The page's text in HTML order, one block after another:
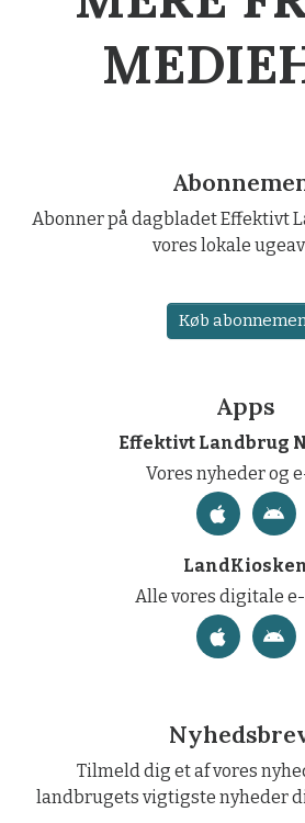
Abonner på dagbladet Effektivt
vores lokale
Køb
Apps
Effektivt Landbrug
Vores nyheder og
Alle vores digitale
Tilmeld dig et af vores
landbrugets vigtigste nyheder